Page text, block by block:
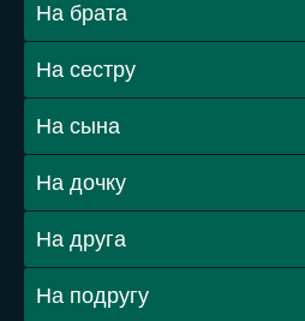
На брата
На сестру
На сына
На дочку
На друга
На подругу